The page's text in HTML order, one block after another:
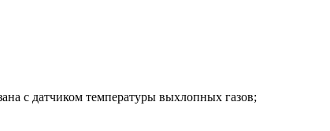
с датчиком температуры выхлопных газов;